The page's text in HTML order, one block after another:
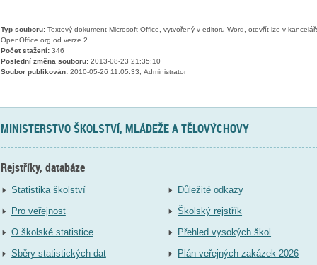
Typ souboru:Textový dokument Microsoft Office, vytvořený v editoru Word, otevřít lze v
OpenOffice.org od verze 2.
Počet stažení:346
Poslední změna souboru:2013-08-23 21:35:10
Soubor publikován:2010-05-26 11:05:33, Administrator
MINISTERSTVO ŠKOLSTVÍ, MLÁDEŽE A TĚLOVÝCHOVY
Rejstříky, databáze
Statistika školství
Pro veřejnost
O školské statistice
Sběry statistických dat
Důležité odkazy
Školský rejstřík
Přehled vysokých škol
Plán veřejných zakázek 2026